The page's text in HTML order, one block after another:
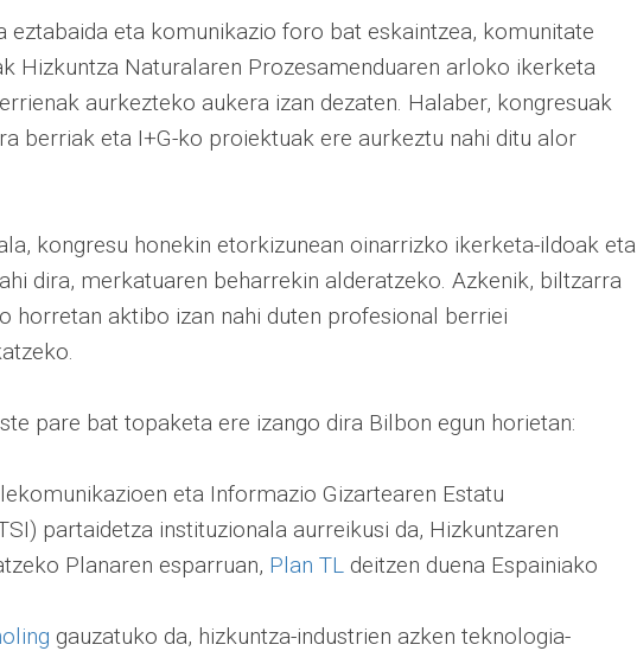
eztabaida eta komunikazio foro bat eskaintzea, komunitate
Hizkuntza Naturalaren Prozesamenduaren arloko ikerketa
aurkezteko aukera izan dezaten. Halaber, kongresuak
berriak eta I+G-ko proiektuak ere aurkeztu nahi ditu alor
kongresu honekin etorkizunean oinarrizko ikerketa-ildoak eta
dira, merkatuaren beharrekin alderatzeko. Azkenik, biltzarra
horretan aktibo izan nahi duten profesional berriei
pare bat topaketa ere izango dira Bilbon egun horietan:
eta Informazio Gizartearen Estatu
partaidetza instituzionala aurreikusi da, Hizkuntzaren
Planaren esparruan, Plan TL deitzen duena Espainiako
gauzatuko da, hizkuntza-industrien azken teknologia-